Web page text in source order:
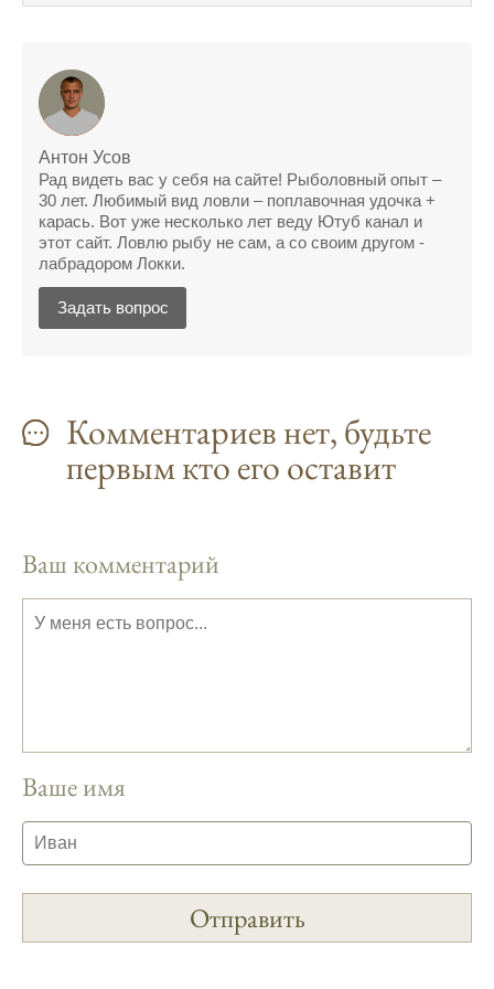
поймать крупного щуку, удивлен, но это
Сегодняшний прогноз клева оказался
полной ерундой, ни одной рыбы не поймал
"удачный" прогноз клева, разочарован
Сегодняшний прогноз клева позволил мне
успешно поймать крупную щуку.
Прогноз клева на рыбалку на следующую
неделю обещает хорошие результаты.
узнать точный прогноз клева на
ближайшие дни.
На рыболовном форуме, я нашел много
полезной информации о факторах,
влияющих на клев рыбы.
Приложение для рыболовов
предоставляет подробные сведения о
условия и фазы луны, что делает его
Антон Усов
Рад видеть вас у себя на сайте! Рыболовный опыт –
30 лет. Любимый вид ловли – поплавочная удочка +
карась. Вот уже несколько лет веду Ютуб канал и
этот сайт. Ловлю рыбу не сам, а со своим другом -
лабрадором Локки.
Задать вопрос
Комментариев нет, будьте
первым кто его оставит
Ваш комментарий
Ваше имя